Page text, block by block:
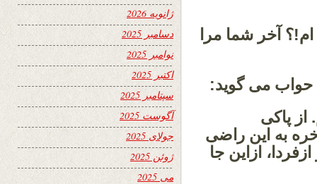
آخر شما مرا
حواب می گوید:
از پاکی
به این راضی
ازاین جا
ژانویه 2026
دسامبر 2025
نوامبر 2025
اکتبر 2025
سپتامبر 2025
آگوست 2025
جولای 2025
ژوئن 2025
می 2025